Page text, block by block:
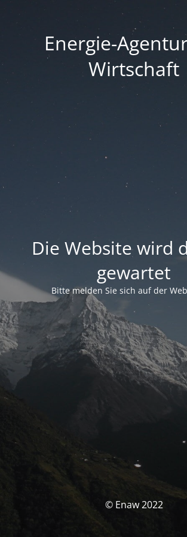
Energie-
Wirtschaft
Die Website wird
gewartet
Bitte melden Sie sich auf der
© Enaw 2022